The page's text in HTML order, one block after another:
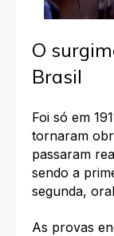
O
Brasil
Foi só em
tornaram
passaram
sendo a
segunda,
As provas